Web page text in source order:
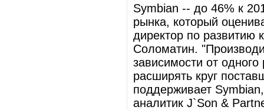
Symbian -- до 46% к
рынка, который
директор по развитию
Соломатин.
зависимости от
расширять круг
поддерживает
аналитик J`Son &